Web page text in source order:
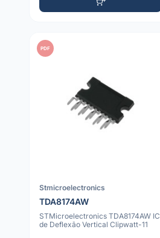
PDF
Stmicroelectronics
TDA8174AW
STMicroelectronics TDA8174AW IC
de Deflexão Vertical Clipwatt-11